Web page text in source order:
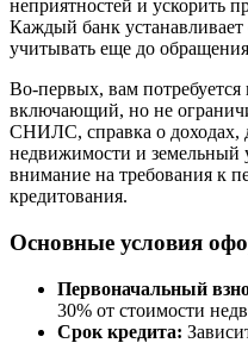
неприятностей и ускорить
Каждый банк устанавливает
учитывать еще до
Во-первых, вам потребуется
включающий, но не
СНИЛС, справка о доходах,
недвижимости и земельный
внимание на требования к
кредитования.
Основные условия
Первоначальный
30% от стоимости
Срок кредита: